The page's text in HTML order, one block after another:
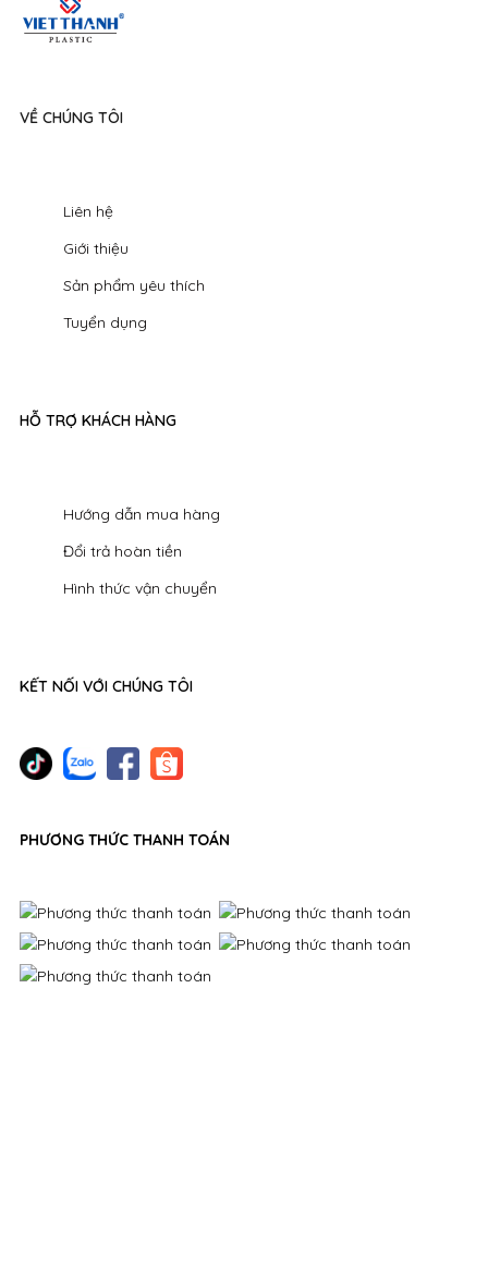
VỀ CHÚNG TÔI
Liên hệ
Giới thiệu
Sản phẩm yêu thích
Tuyển dụng
HỖ TRỢ KHÁCH HÀNG
Hướng dẫn mua hàng
Đổi trả hoàn tiền
Hình thức vận chuyển
KẾT NỐI VỚI CHÚNG TÔI
PHƯƠNG THỨC THANH TOÁN